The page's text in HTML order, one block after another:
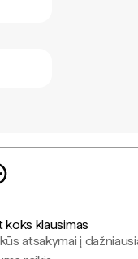
koks klausimas
atsakymai į